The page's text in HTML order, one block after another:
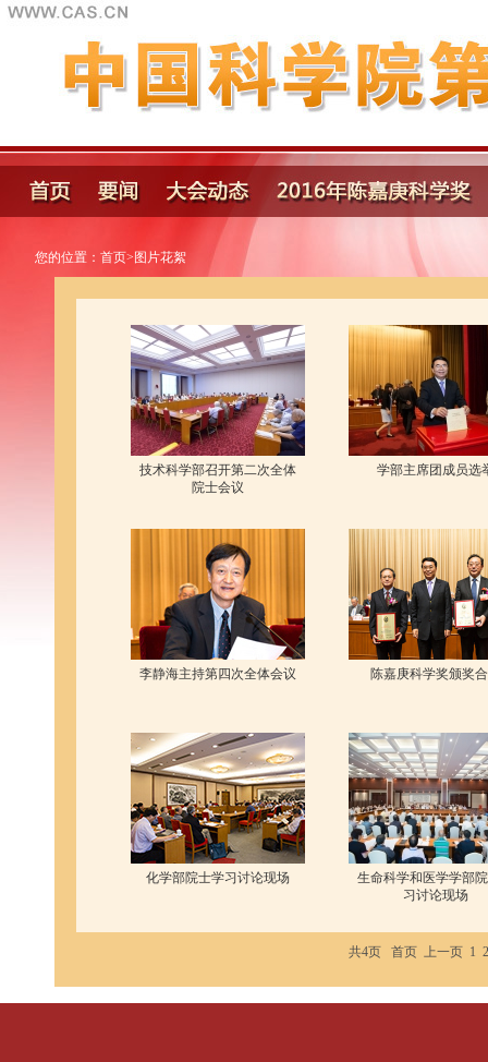
您的位置： 首页> 图片花絮
技术科学部召开第二次全体
院士会议
学部主席团成员选
李静海主持第四次全体会议 陈嘉庚科学奖颁奖
化学部院士学习讨论现场
生命科学和医学学部
习讨论现场
共4页 首页 上一页 1 2